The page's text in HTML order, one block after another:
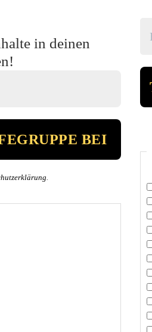
in deinen